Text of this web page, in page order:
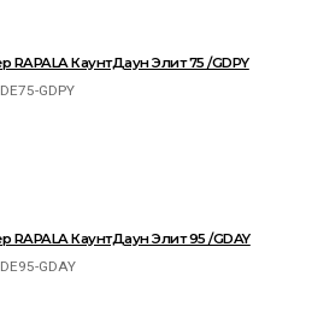
RAPALA КаунтДаун Элит 75 /GDPY
GDPY
RAPALA КаунтДаун Элит 95 /GDAY
GDAY